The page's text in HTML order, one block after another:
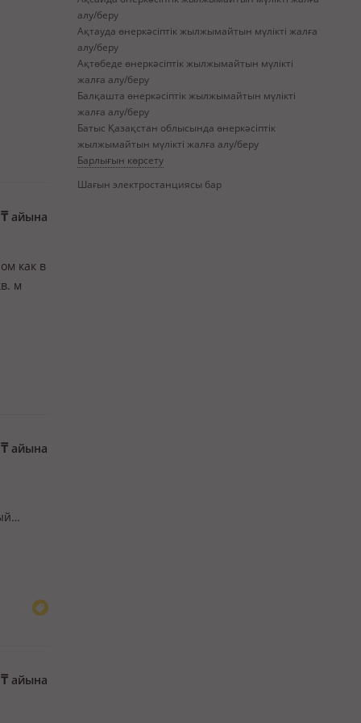
₸ айына
как в
м
₸ айына
₸ айына
алу/беру
Ақтауда өнеркәсіптік жылжымайтын мүлікті жалға
алу/беру
Ақтөбеде өнеркәсіптік жылжымайтын мүлікті
жалға алу/беру
Балқашта өнеркәсіптік жылжымайтын мүлікті
жалға алу/беру
Батыс Қазақстан облысында өнеркәсіптік
жылжымайтын мүлікті жалға алу/беру
Барлығын көрсету
Шағын электростанциясы бар